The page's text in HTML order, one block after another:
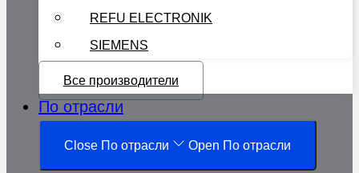
REFU ELECTRONIK
SIEMENS
Все производители
По отрасли
Close По отрасли Open По отрасли